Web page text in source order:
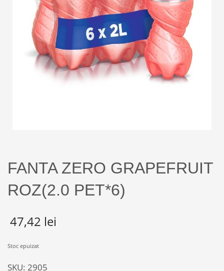
FANTA ZERO GRAPEFRUIT
ROZ(2.0 PET*6)
47,42 lei
Stoc epuizat
SKU: 2905